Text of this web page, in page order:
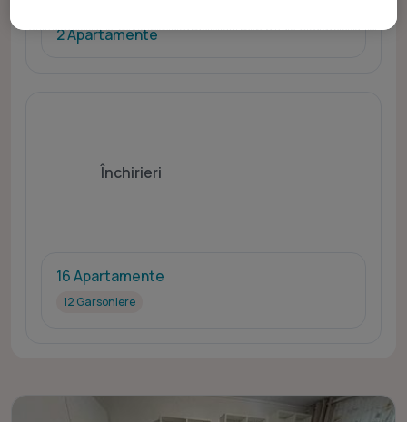
2 Apartamente
Închirieri
16 Apartamente
12 Garsoniere
Utilizarea profilurilor pentru selectarea publicității personalizate. Crearea profilurilor
pentru publicitate personalizată. Măsurarea performanței conținutului. Înțelegerea